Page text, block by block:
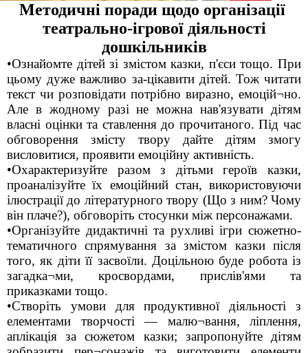
Методичні поради щодо організації
театрально-ігрової діяльності
дошкільників
•Ознайомте дітей зі змістом казки, п'єси тощо. При
цьому дуже важливо за-цікавити дітей. Тож читати
текст чи розповідати потрібно виразно, емоцій¬но.
Але в жодному разі не можна нав'язувати дітям
власні оцінки та ставлення до прочитаного. Під час
обговорення змісту твору дайте дітям змогу
висловитися, проявити емоційну активність.
•Охарактеризуйте разом з дітьми героїв казки,
проаналізуйте їх емоційний стан, використовуючи
ілюстрації до літературного твору (Що з ним? Чому
він плаче?), обговоріть стосунки між персонажами.
•Організуйте дидактичні та рухливі ігри сюжетно-
тематичного спрямування за змістом казки після
того, як діти її засвоїли. Доцільною буде робота із
загадка¬ми, кросвордами, прислів'ями та
приказками тощо.
•Створіть умови для продуктивної діяльності з
елементами творчості — малю¬вання, ліплення,
аплікація за сюжетом казки; запропонуйте дітям